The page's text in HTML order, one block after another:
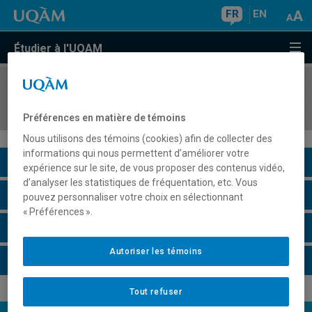
FR EN
Étudier à l'UQAM
COURS//
Description du cours
Horaire - Été 2026
Préférences en matière de témoins
Nous utilisons des témoins (cookies) afin de collecter des
informations qui nous permettent d’améliorer votre
expérience sur le site, de vous proposer des contenus vidéo,
d’analyser les statistiques de fréquentation, etc. Vous
pouvez personnaliser votre choix en sélectionnant
« Préférences ».
Tout refuser
Autoriser les témoins